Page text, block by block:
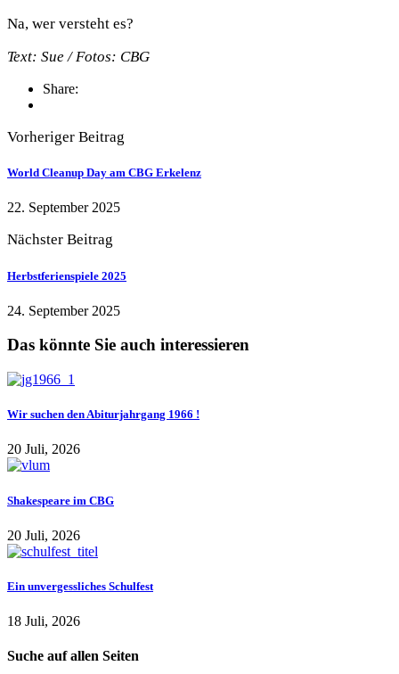
Na, wer versteht es?
Text: Sue / Fotos: CBG
Share:
Vorheriger Beitrag
World Cleanup Day am CBG Erkelenz
22. September 2025
Nächster Beitrag
Herbstferienspiele 2025
24. September 2025
Das könnte Sie auch interessieren
Wir suchen den Abiturjahrgang 1966 !
20 Juli, 2026
Shakespeare im CBG
20 Juli, 2026
Ein unvergessliches Schulfest
18 Juli, 2026
Suche auf allen Seiten